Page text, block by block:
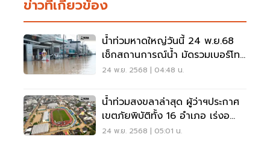
ข่าวที่เกี่ยวข้อง
น้ำท่วมหาดใหญ่วันนี้ 24 พ.ย.68
เช็กสถานการณ์น้ำ มัดรวมเบอร์โทร
ฉุกเฉิน
24 พ.ย. 2568 | 04:48 น.
น้ำท่วมสงขลาล่าสุด ผู้ว่าฯประกาศ
เขตภัยพิบัติทั้ง 16 อำเภอ เร่งอ
พยพปชช.ด่วน
24 พ.ย. 2568 | 05:01 น.